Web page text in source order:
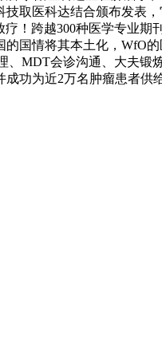
取医科达结合颁布发表
！跨越300种医学专业期
国情将其本土化，WfO
、MDT会诊沟通、大夫
功为近2万名肿瘤患者